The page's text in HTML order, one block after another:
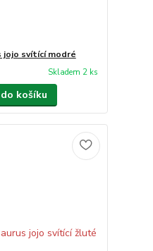
jojo svítící modré
Skladem 2 ks
košíku